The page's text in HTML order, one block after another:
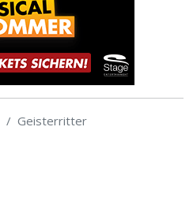
Geisterritter